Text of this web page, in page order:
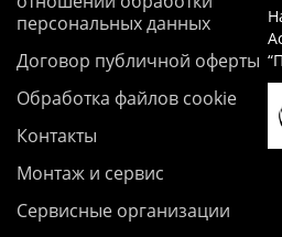
персональных данных
Договор публичной оферты
Обработка файлов cookie
Контакты
Монтаж и сервис
Сервисные организации